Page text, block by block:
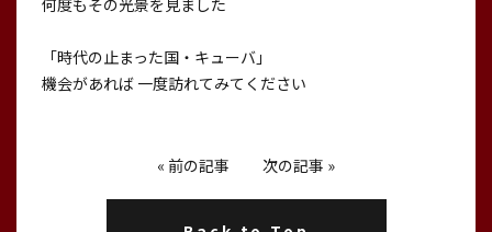
何度もその光景を見ました
「時代の止まった国・キューバ」
機会があれば 一度訪れてみてください
« 前の記事 次の記事 »